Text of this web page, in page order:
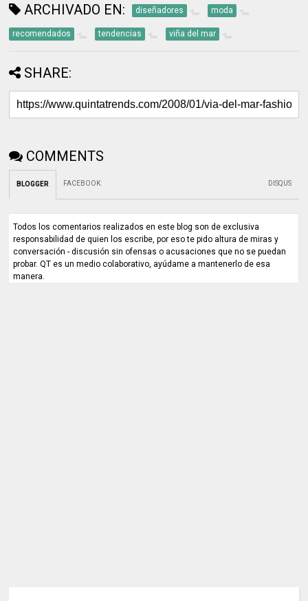
ARCHIVADO EN: diseñadores moda
recomendados tendencias viña del mar
SHARE:
COMMENTS
BLOGGER FACEBOOK: DISQUS
Todos los comentarios realizados en este blog son de exclusiva
responsabilidad de quien los escribe, por eso te pido altura de miras y
conversación - discusión sin ofensas o acusaciones que no se puedan
probar. QT es un medio colaborativo, ayúdame a mantenerlo de esa
manera.